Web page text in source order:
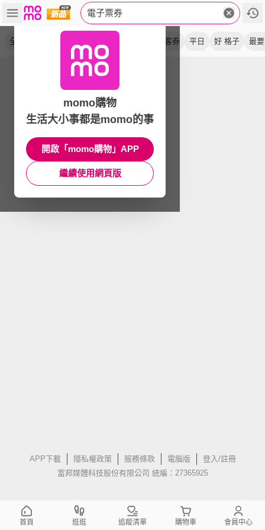
電子票券
全票 喜客券 平日 好 格子 最
APP下載 隱私權政策 服務條款 電腦版
登入/註冊
富邦媒體科技股份有限公司 統編：27365925
momo購物
生活大小事都是momo的事
開啟「momo購物」APP
繼續使用網頁版
首頁 逛逛 追蹤清單 購物車 會員中心